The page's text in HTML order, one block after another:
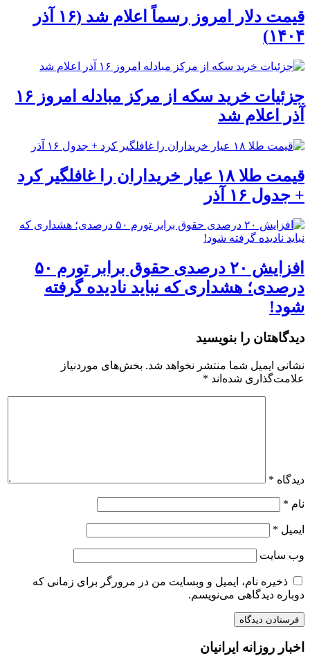
قیمت دلار امروز رسماً اعلام شد (۱۶ آذر
۱۴۰۴)
جزئیات خرید سکه از مرکز مبادله امروز ۱۶
آذر اعلام شد
قیمت طلا ۱۸ عیار خریداران را غافلگیر کرد
+ جدول ۱۶ آذر
افزایش ۲۰ درصدی حقوق برابر تورم ۵۰
درصدی؛ هشداری که نباید نادیده گرفته
شود!
دیدگاهتان را بنویسید
نشانی ایمیل شما منتشر نخواهد شد. بخش‌های موردنیاز
علامت‌گذاری شده‌اند *
دیدگاه *
نام *
ایمیل *
وب‌ سایت
ذخیره نام، ایمیل و وبسایت من در مرورگر برای زمانی که
دوباره دیدگاهی می‌نویسم.
اخبار روزانه ایرانیان